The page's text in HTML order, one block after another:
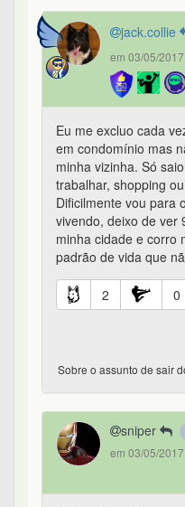
jack.collie
em 03/05/
Eu me excluo cada
em condomínio mas
minha vizinha. Só
trabalhar, shopping
Dificilmente vou para
vivendo, deixo de ver
minha cidade e corro
padrão de vida que
2 0
Sobre o assunto de sair
sniper
em 03/05/